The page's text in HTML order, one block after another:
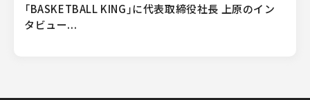
「BASKETBALL KING」に代表取締役社長 上原のイン
タビュー...